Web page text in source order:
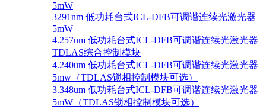
5mW
3291nm 低功耗台式ICL-DFB可调谐连续光激光器
5mW
4.257um 低功耗台式ICL-DFB可调谐连续光激光器
TDLAS综合控制模块
4.240um 低功耗台式ICL-DFB可调谐连续光激光器
5mw（TDLAS锁相控制模块可选）
3.348um 低功耗台式ICL-DFB可调谐连续光激光器
5mW（TDLAS锁相控制模块可选）